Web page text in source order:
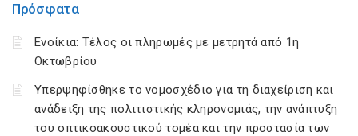
Πρόσφατα
Ενοίκια: Τέλος οι πληρωμές με μετρητά από 1η
Οκτωβρίου
Υπερψηφίσθηκε το νομοσχέδιο για τη διαχείριση και
ανάδειξη της πολιτιστικής κληρονομιάς, την ανάπτυξη
του οπτικοακουστικού τομέα και την προστασία των